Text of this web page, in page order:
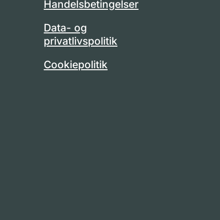
Handelsbetingelser
Data- og
privatlivspolitik
Cookiepolitik